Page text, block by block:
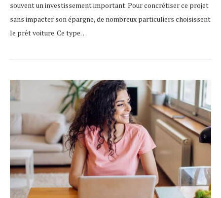
souvent un investissement important. Pour concrétiser ce projet
sans impacter son épargne, de nombreux particuliers choisissent
le prêt voiture. Ce type…